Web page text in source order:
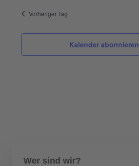
Vorheriger Tag
Kalender abonnieren
Wer sind wir?